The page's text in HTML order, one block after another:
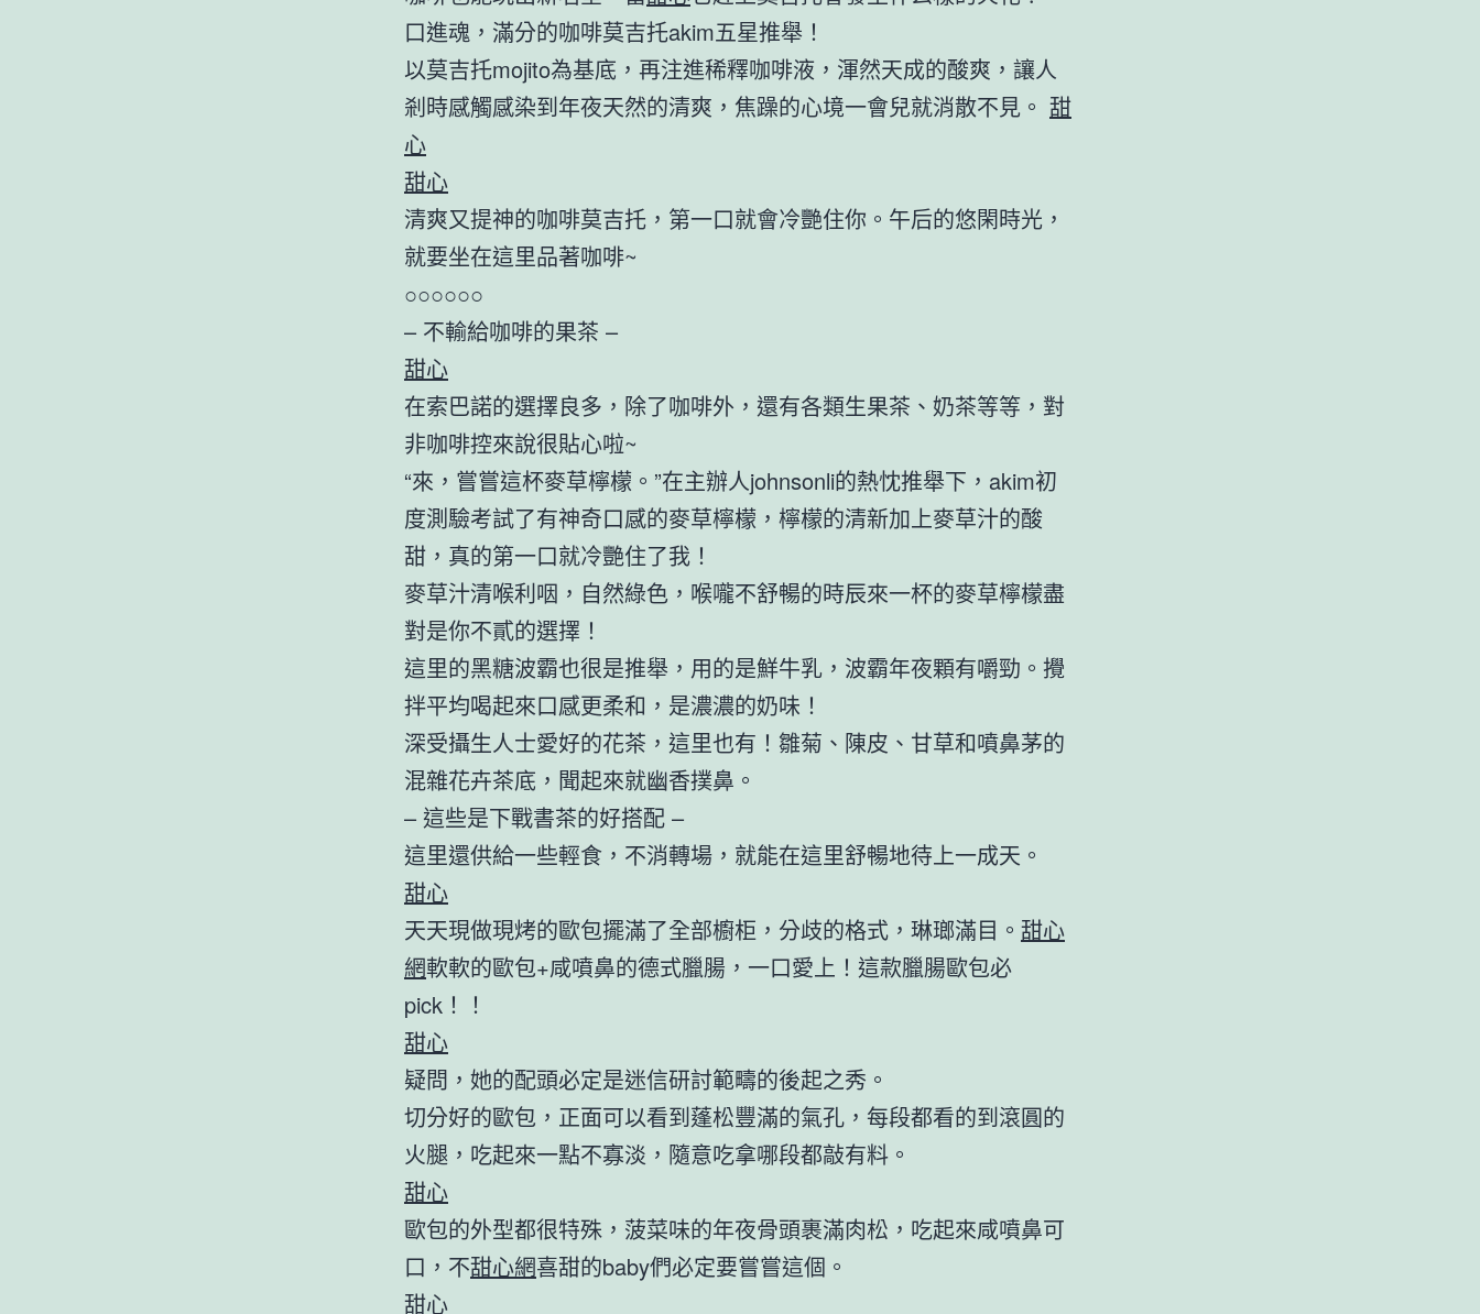
口進魂，滿分的咖啡莫吉托akim五星推舉！
以莫吉托mojito為基底，再注進稀釋咖啡液，渾然天成的酸爽，讓人
剎時感觸感染到年夜天然的清爽，焦躁的心境一會兒就消散不見。 甜
心
甜心
清爽又提神的咖啡莫吉托，第一口就會冷艷住你。午后的悠閑時光，
就要坐在這里品著咖啡~
○○○○○○
– 不輸給咖啡的果茶 –
甜心
在索巴諾的選擇良多，除了咖啡外，還有各類生果茶、奶茶等等，對
非咖啡控來說很貼心啦~
“來，嘗嘗這杯麥草檸檬。”在主辦人johnsonli的熱忱推舉下，akim初
度測驗考試了有神奇口感的麥草檸檬，檸檬的清新加上麥草汁的酸
甜，真的第一口就冷艷住了我！
麥草汁清喉利咽，自然綠色，喉嚨不舒暢的時辰來一杯的麥草檸檬盡
對是你不貳的選擇！
這里的黑糖波霸也很是推舉，用的是鮮牛乳，波霸年夜顆有嚼勁。攪
拌平均喝起來口感更柔和，是濃濃的奶味！
深受攝生人士愛好的花茶，這里也有！雛菊、陳皮、甘草和噴鼻茅的
混雜花卉茶底，聞起來就幽香撲鼻。
– 這些是下戰書茶的好搭配 –
這里還供給一些輕食，不消轉場，就能在這里舒暢地待上一成天。
甜心
天天現做現烤的歐包擺滿了全部櫥柜，分歧的格式，琳瑯滿目。 甜心
網軟軟的歐包+咸噴鼻的德式臘腸，一口愛上！這款臘腸歐包必
pick！！
甜心
疑問，她的配頭必定是迷信研討範疇的後起之秀。
切分好的歐包，正面可以看到蓬松豐滿的氣孔，每段都看的到滾圓的
火腿，吃起來一點不寡淡，隨意吃拿哪段都敲有料。
甜心
歐包的外型都很特殊，菠菜味的年夜骨頭裹滿肉松，吃起來咸噴鼻可
口，不甜心網喜甜的baby們必定要嘗嘗這個。
甜心